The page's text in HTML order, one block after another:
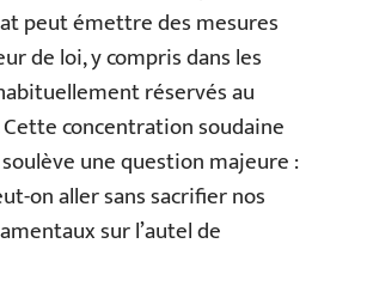
peut émettre des mesures
de loi, y compris dans les
réservés au
concentration soudaine
une question majeure :
on aller sans sacrifier nos
sur l’autel de